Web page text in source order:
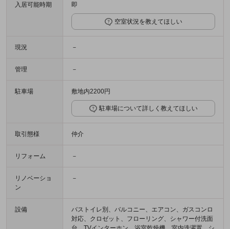
入居可能時期 即
空室状況を教えてほしい
現況 －
管理 －
駐車場 敷地内2200円
駐車場について詳しく教えてほしい
取引態様 仲介
リフォーム －
リノベーショ
ン
－
設備
バストイレ別、バルコニー、エアコン、ガスコンロ
対応、クロゼット、フローリング、シャワー付洗面